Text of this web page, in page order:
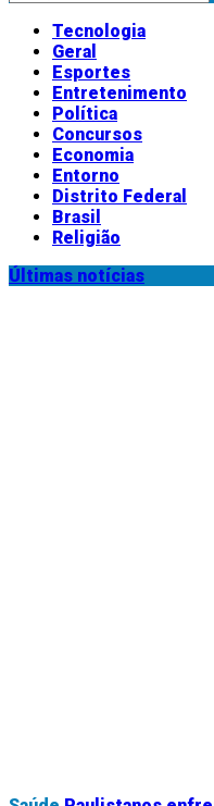
Tecnologia
Geral
Esportes
Entretenimento
Política
Concursos
Economia
Entorno
Distrito Federal
Brasil
Religião
Últimas notícias